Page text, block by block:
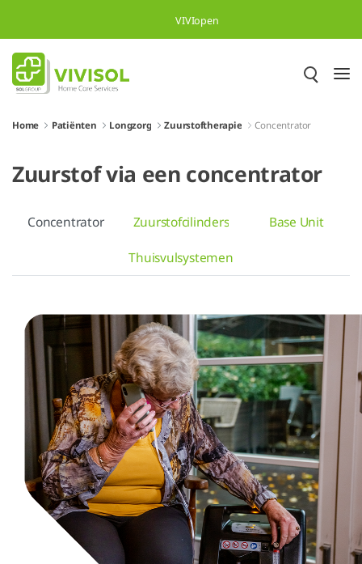
VIVIopen
Home Patiënten Longzorg Zuurstoftherapie Concentrator
Zuurstof via een concentrator
Concentrator Zuurstofcilinders
Base Unit
Thuisvulsystemen